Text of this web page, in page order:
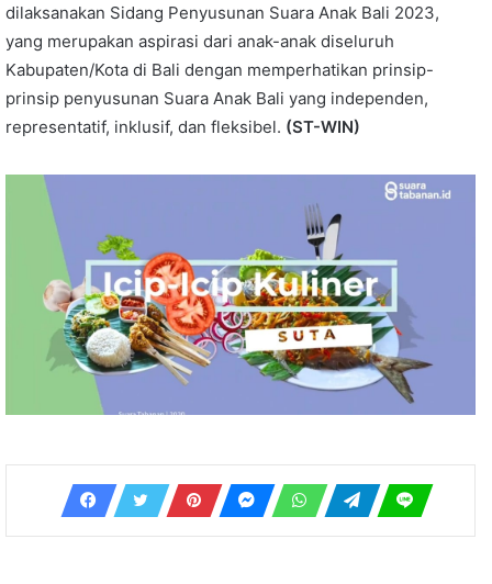
dilaksanakan Sidang Penyusunan Suara Anak Bali 2023,
yang merupakan aspirasi dari anak-anak diseluruh
Kabupaten/Kota di Bali dengan memperhatikan prinsip-
prinsip penyusunan Suara Anak Bali yang independen,
representatif, inklusif, dan fleksibel. (ST-WIN)